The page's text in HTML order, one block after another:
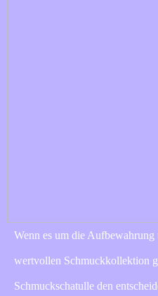
Wenn es um die
wertvollen Schmuckkollektion
Schmuckschatulle den